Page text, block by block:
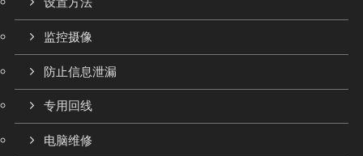
监控摄像
防止信息泄漏
专用回线
电脑维修